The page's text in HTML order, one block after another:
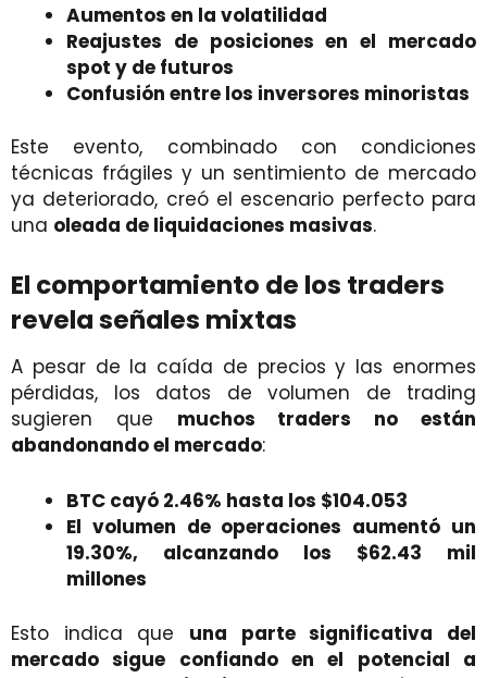
Aumentos en la volatilidad
Reajustes de posiciones en el mercado
spot y de futuros
Confusión entre los inversores minoristas
Este evento, combinado con condiciones
técnicas frágiles y un sentimiento de mercado
ya deteriorado, creó el escenario perfecto para
una oleada de liquidaciones masivas.
El comportamiento de los traders
revela señales mixtas
A pesar de la caída de precios y las enormes
pérdidas, los datos de volumen de trading
sugieren que muchos traders no están
abandonando el mercado:
BTC cayó 2.46% hasta los $104.053
El volumen de operaciones aumentó un
19.30%, alcanzando los $62.43 mil
millones
Esto indica que una parte significativa del
mercado sigue confiando en el potencial a